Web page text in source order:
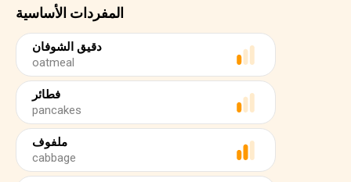
المفردات الأساسية
دقيق الشوفان
oatmeal
فطائر
pancakes
ملفوف
cabbage